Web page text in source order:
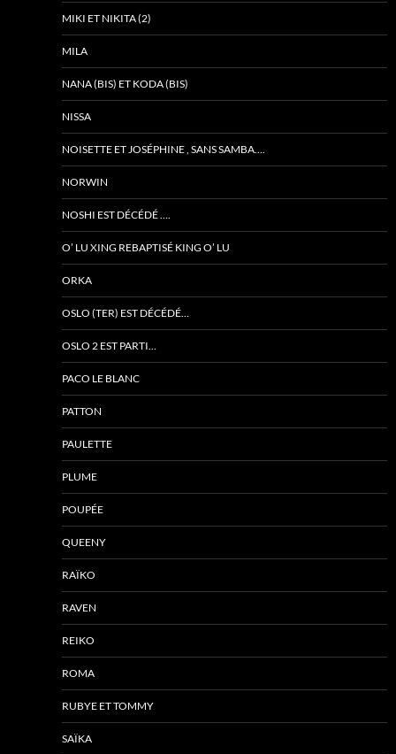
MIKI ET NIKITA (2)
MILA
NANA (BIS) ET KODA (BIS)
NISSA
NOISETTE ET JOSÉPHINE , SANS SAMBA….
NORWIN
NOSHI EST DÉCÉDÉ ….
O’ LU XING REBAPTISÉ KING O’ LU
ORKA
OSLO (TER) EST DÉCÉDÉ…
OSLO 2 EST PARTI…
PACO LE BLANC
PATTON
PAULETTE
PLUME
POUPÉE
QUEENY
RAÏKO
RAVEN
REIKO
ROMA
RUBYE ET TOMMY
SAÏKA